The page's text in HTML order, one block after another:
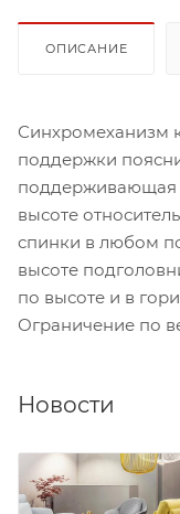
ОПИСАНИЕ
Синхромеханизм
поддержки
поддерживающая
высоте
спинки в любом
высоте
по высоте и в
Ограничение по
Новости